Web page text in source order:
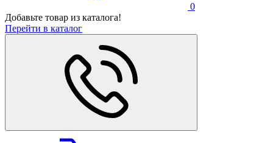
0
Добавьте товар из каталога!
Перейти в каталог